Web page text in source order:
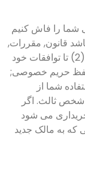
را فاش کنیم
اجرا باشد قانون, مقررات,
حکم دادگاه یا سایر موارد قانونی فرآیند; (2) تا توافقات خود
حفظ حریم خصوصی;
شما از
ثالث. اگر
می شود
که به مالک جدید